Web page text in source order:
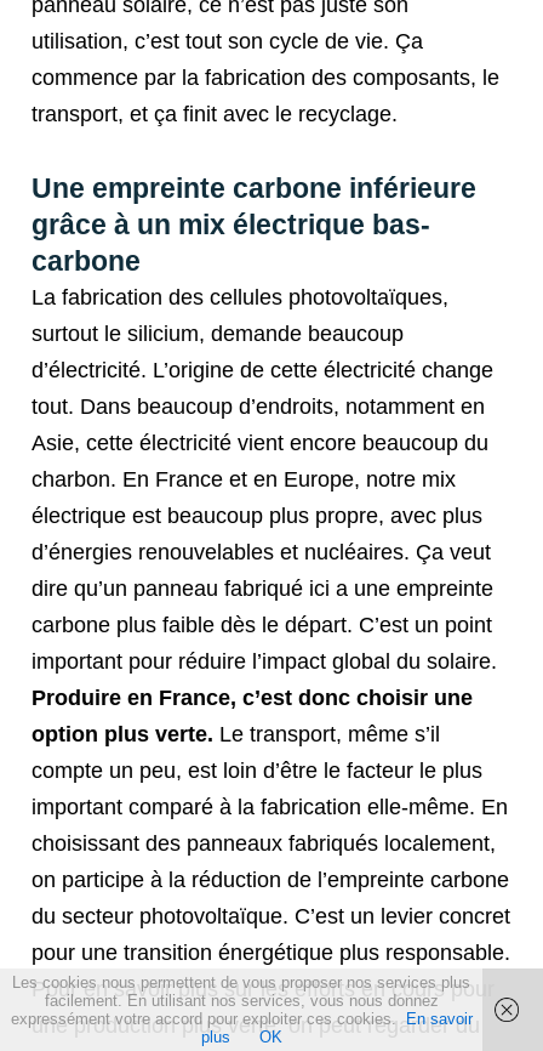
utilisation, c’est tout son cycle de vie. Ça
commence par la fabrication des composants, le
transport, et ça finit avec le recyclage.
Une empreinte carbone inférieure
grâce à un mix électrique bas-
carbone
La fabrication des cellules photovoltaïques,
surtout le silicium, demande beaucoup
d’électricité. L’origine de cette électricité change
tout. Dans beaucoup d’endroits, notamment en
Asie, cette électricité vient encore beaucoup du
charbon. En France et en Europe, notre mix
électrique est beaucoup plus propre, avec plus
d’énergies renouvelables et nucléaires. Ça veut
dire qu’un panneau fabriqué ici a une empreinte
carbone plus faible dès le départ. C’est un point
important pour réduire l’impact global du solaire.
Produire en France, c’est donc choisir une
option plus verte. Le transport, même s’il
compte un peu, est loin d’être le facteur le plus
important comparé à la fabrication elle-même. En
choisissant des panneaux fabriqués localement,
on participe à la réduction de l’empreinte carbone
du secteur photovoltaïque. C’est un levier concret
pour une transition énergétique plus responsable.
Pour en savoir plus sur les efforts en cours pour
une production plus verte, on peut regarder du
Les cookies nous permettent de vous proposer nos services plus
facilement. En utilisant nos services, vous nous donnez
expressément votre accord pour exploiter ces cookies. En savoir
plus
OK